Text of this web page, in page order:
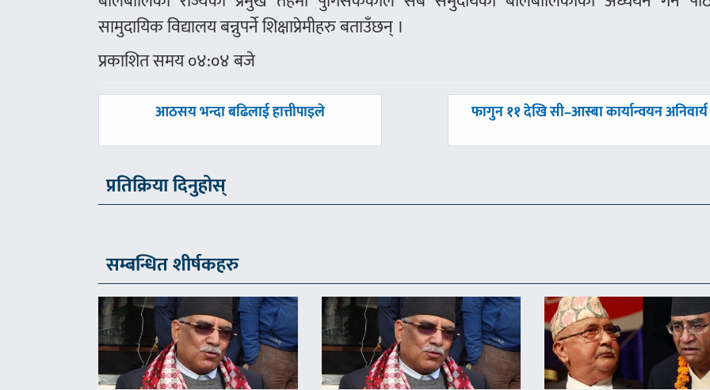
सामुदायिक विद्यालय बन्नुपर्ने शिक्षाप्रेमीहरु बताउँछन् ।
प्रकाशित समय ०४:०४ बजे
पछिल्लाे
आठसय भन्दा बढिलाई हात्तीपाइले
अघिल्लाे
फागुन ११ देखि सी–आस्बा कार्यान्वयन अनिवार्य
प्रतिक्रिया दिनुहोस्
सम्बन्धित शीर्षकहरु